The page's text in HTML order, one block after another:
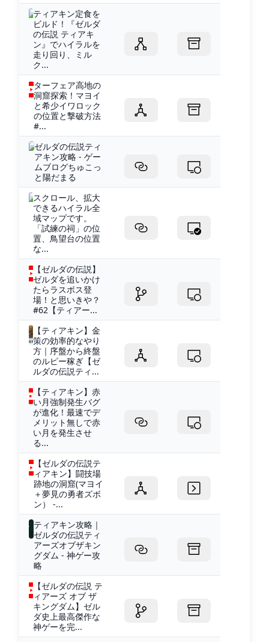
ティアキン定食を
ビルド！『ゼルダ
の伝説 ティアキ
ン』でハイラルを
走り回り、ミル
ク...
ターフェア高地の
洞窟探索！マヨイ
と希少イワロック
の位置と撃破方法
#...
ゼルダの伝説ティ
アキン攻略 - ゲー
ムブログちゅこっ
と陽だまる
スクロール、拡大
できるハイラル全
域マップです。
「試練の祠」の位
置、鳥望台の位置
な...
【ゼルダの伝説】
ゼルダを追いかけ
たらラスボス登
場！と思いきや？
#62【ティアー...
【ティアキン】金
策の効率的なやり
方｜序盤から終盤
のルピー稼ぎ【ゼ
ルダの伝説ティ...
【ティアキン】赤
い月強制発生バグ
が進化！最速でデ
メリット無しで赤
い月を発生させ
る...
【ゼルダの伝説テ
ィアキン】闘技場
跡地の洞窟(マヨイ
＋夢見の勇者ズボ
ン） -...
ティアキン攻略｜
ゼルダの伝説ティ
アーズオブザキン
グダム - 神ゲー攻
略
【ゼルダの伝説 テ
ィアーズ オブ ザ
キングダム】ゼル
ダ史上最高傑作な
神ゲーを完...